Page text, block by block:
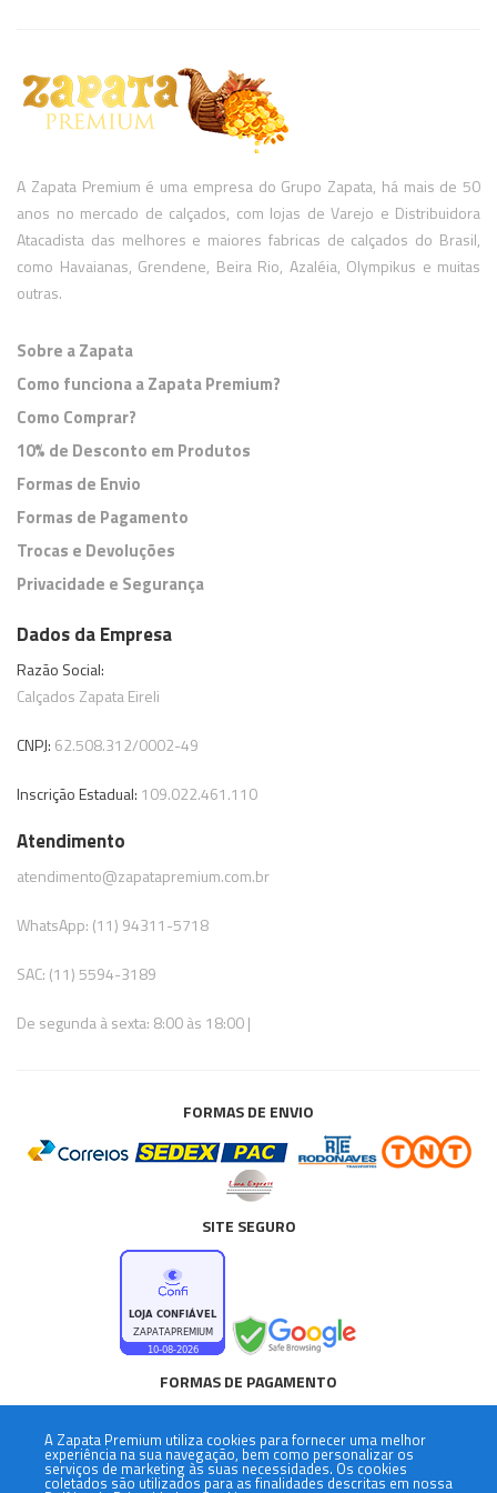
A Zapata Premium é uma empresa do Grupo Zapata, há mais de 50
anos no mercado de calçados, com lojas de Varejo e Distribuidora
Atacadista das melhores e maiores fabricas de calçados do Brasil,
como Havaianas, Grendene, Beira Rio, Azaléia, Olympikus e muitas
outras.
Sobre a Zapata
Como funciona a Zapata Premium?
Como Comprar?
10% de Desconto em Produtos
Formas de Envio
Formas de Pagamento
Trocas e Devoluções
Privacidade e Segurança
Dados da Empresa
Razão Social:
Calçados Zapata Eireli
CNPJ: 62.508.312/0002-49
Inscrição Estadual: 109.022.461.110
Atendimento
atendimento@zapatapremium.com.br
WhatsApp: (11) 94311-5718
SAC: (11) 5594-3189
De segunda à sexta: 8:00 às 18:00 |
FORMAS DE ENVIO
SITE SEGURO
FORMAS DE PAGAMENTO
A Zapata Premium utiliza cookies para fornecer uma melhor
experiência na sua navegação, bem como personalizar os
serviços de marketing às suas necessidades. Os cookies
coletados são utilizados para as finalidades descritas em nossa